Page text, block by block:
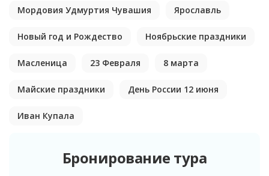
Мордовия Удмуртия Чувашия Ярославль
Новый год и Рождество Ноябрьские праздники
Масленица 23 Февраля 8 марта
Майские праздники День России 12 июня
Иван Купала
Бронирование тура